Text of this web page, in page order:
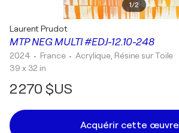
1/2
MTP NEG MULTI #EDJ-12.10-248
Laurent Prudot
2024 • France •Acrylique, Résine sur Toile
39 x 32 in
2 270 $US
Acquérir cette œuvre